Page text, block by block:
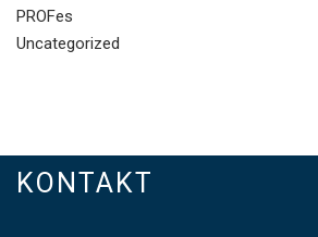
PROFes
Uncategorized
KONTAKT